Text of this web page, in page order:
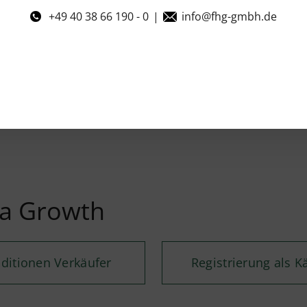
+49 40 38 66 190 - 0 | info@fhg-gmbh.de
Growth
Verkäufer Registrierung als